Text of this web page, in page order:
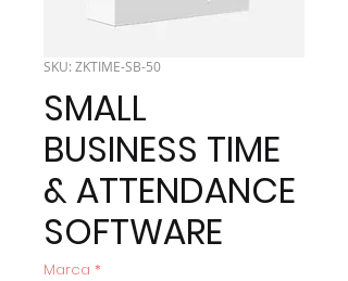
SKU: ZKTIME-SB-50
SMALL
BUSINESS TIME
& ATTENDANCE
SOFTWARE
Marca *